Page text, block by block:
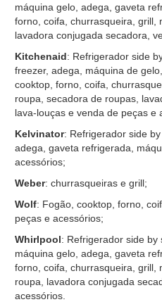
máquina gelo, adega, gaveta
forno, coifa, churrasqueira, grill,
lavadora conjugada secadora,
Kitchenaid: Refrigerador side
freezer, adega, máquina de
cooktop, forno, coifa,
roupa, secadora de roupas,
lava-louças e venda de peças e
Kelvinator: Refrigerador side
adega, gaveta refrigerada,
acessórios;
Weber: churrasqueiras e grill;
Wolf: Fogão, cooktop, forno,
peças e acessórios;
Whirlpool: Refrigerador side by
máquina gelo, adega, gaveta
forno, coifa, churrasqueira, grill,
roupa, lavadora conjugada
acessórios.